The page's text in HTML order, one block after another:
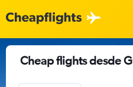
Cheap flights desde